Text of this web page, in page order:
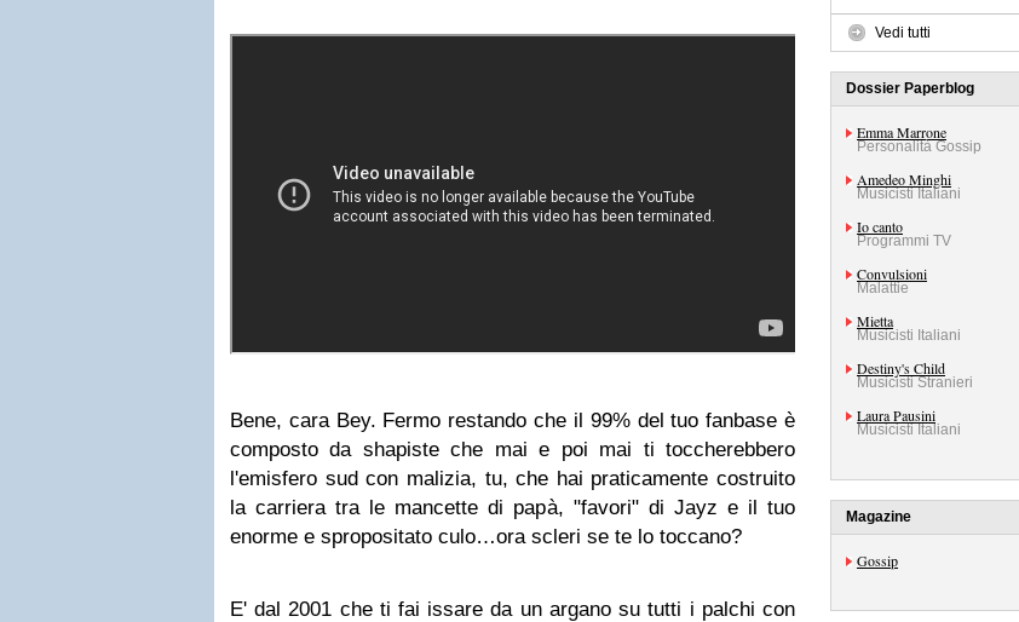
Bene, cara Bey. Fermo restando che il 99% del tuo fanbase è
composto da shapiste che mai e poi mai ti toccherebbero
l'emisfero sud con malizia, tu, che hai praticamente costruito
la carriera tra le mancette di papà, "favori" di Jayz e il tuo
enorme e spropositato culo…ora scleri se te lo toccano?
E' dal 2001 che ti fai issare da un argano su tutti i palchi con
Vedi tutti
Dossier Paperblog
Emma Marrone
Personalità Gossip
Amedeo Minghi
Musicisti Italiani
Io canto
Programmi TV
Convulsioni
Malattie
Mietta
Musicisti Italiani
Destiny's Child
Musicisti Stranieri
Laura Pausini
Musicisti Italiani
Magazine
Gossip